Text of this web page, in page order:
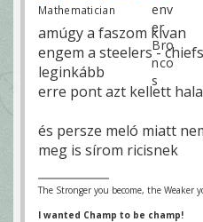
Mathematician
amúgy a faszom kivan
engem a steelers -
leginkább
erre pont azt kellett
és persze meló miatt
meg is sírom ricisnek
The Stronger you become, the Weaker
I wanted Champ to be champ!